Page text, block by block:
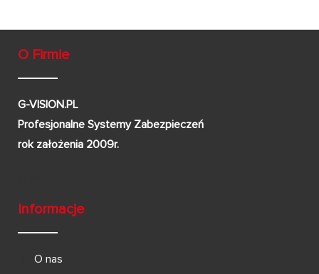
O Firmie
G-VISION.PL
Profesjonalne Systemy Zabezpieczeń
rok założenia 2009r.
Informacje
O nas